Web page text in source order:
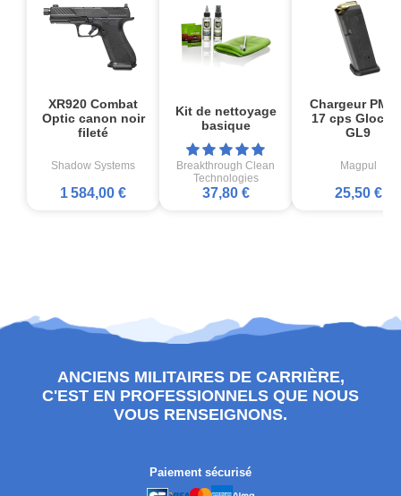
XR920 Combat
Optic canon noir
fileté
Shadow Systems
1 584,00 €
Kit de nettoyage
basique
Breakthrough Clean
Technologies
37,80 €
Chargeur
17 cps
GL9
Magpul
25,50 €
ANCIENS MILITAIRES DE CARRIÈRE,
C'EST EN PROFESSIONNELS QUE NOUS
VOUS RENSEIGNONS.
Paiement sécurisé